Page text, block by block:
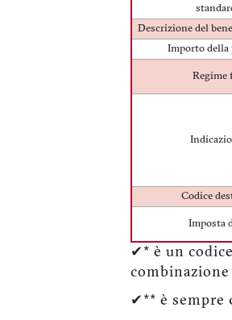
Descrizione del
Importo della
Regime
Codice
Imposta
✔* è un
✔** è sempre